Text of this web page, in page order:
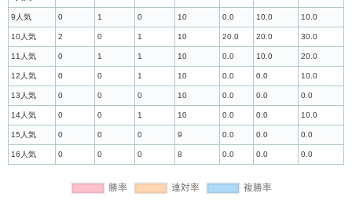
9人気 0 1 0 10 0.0 10.0 10.0
10人気 2 0 1 10 20.0 20.0 30.0
11人気 0 1 1 10 0.0 10.0 20.0
12人気 0 0 1 10 0.0 0.0 10.0
13人気 0 0 0 10 0.0 0.0 0.0
14人気 0 0 1 10 0.0 0.0 10.0
15人気 0 0 0 9 0.0 0.0 0.0
16人気 0 0 0 8 0.0 0.0 0.0